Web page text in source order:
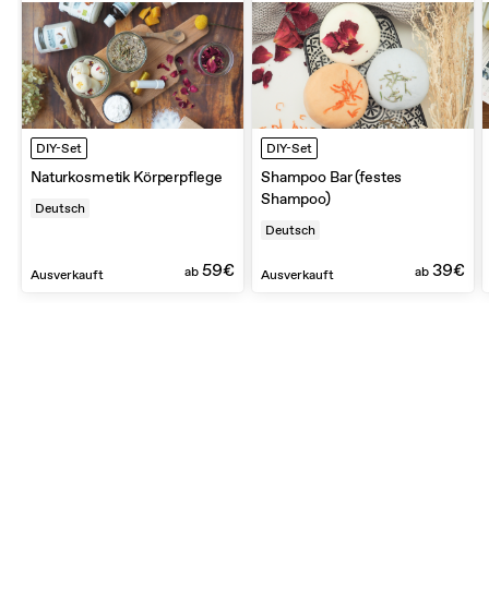
DIY-Set
Naturkosmetik Körperpflege
Deutsch
Ausverkauft ab59€
DIY-Set
Shampoo Bar (festes
Shampoo)
Deutsch
Ausverkauft ab39€